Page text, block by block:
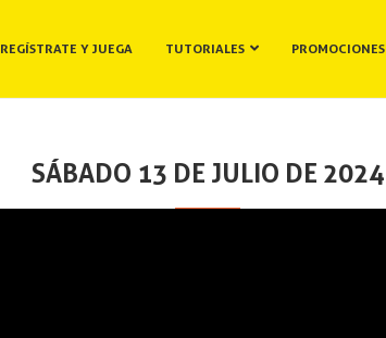
REGÍSTRATE Y JUEGA TUTORIALES PROMOCIONES
SÁBADO 13 DE JULIO DE 2024